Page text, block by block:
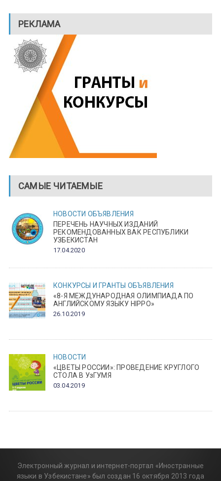
РЕКЛАМА
САМЫЕ ЧИТАЕМЫЕ
НОВОСТИ ОБЪЯВЛЕНИЯ
ПЕРЕЧЕНЬ НАУЧНЫХ ИЗДАНИЙ
РЕКОМЕНДОВАННЫХ ВАК РЕСПУБЛИКИ
УЗБЕКИСТАН
17.04.2020
КОНКУРСЫ И ГРАНТЫ ОБЪЯВЛЕНИЯ
«8-Я МЕЖДУНАРОДНАЯ ОЛИМПИАДА ПО
АНГЛИЙСКОМУ ЯЗЫКУ HIPPO»
26.10.2019
НОВОСТИ
«ЦВЕТЫ РОССИИ»: ПРОВЕДЕНИЕ КРУГЛОГО
СТОЛА В УзГУМЯ
03.04.2019
Электронный журнал и интернет-портал «Иностранные
языки в Узбекистане» был создан 16 октября 2013 года